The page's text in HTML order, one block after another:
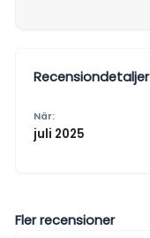
Recensiondetaljer
När:
juli 2025
Fler recensioner